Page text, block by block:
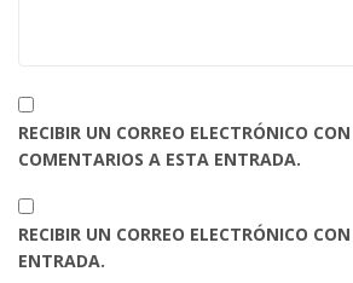
RECIBIR UN CORREO ELECTRÓNICO
COMENTARIOS A ESTA ENTRADA.
RECIBIR UN CORREO ELECTRÓNICO
ENTRADA.